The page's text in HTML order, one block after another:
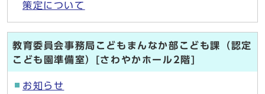
策定について
教育委員会事務局こどもまんなか部こども課（認定
こども園準備室）[さわやかホール2階]
お知らせ